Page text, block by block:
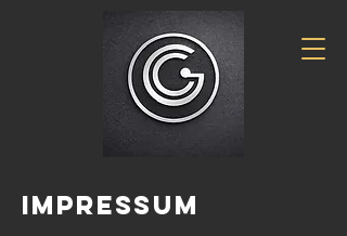
IMPRESSUM